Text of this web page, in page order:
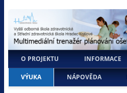
O PROJEKTU INFORMACE
VÝUKA NÁPOVĚDA